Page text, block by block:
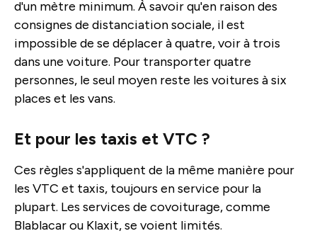
d'un mètre minimum. À savoir qu'en raison des
consignes de distanciation sociale, il est
impossible de se déplacer à quatre, voir à trois
dans une voiture. Pour transporter quatre
personnes, le seul moyen reste les voitures à six
places et les vans.
Et pour les taxis et VTC ?
Ces règles s'appliquent de la même manière pour
les VTC et taxis, toujours en service pour la
plupart. Les services de covoiturage, comme
Blablacar ou Klaxit, se voient limités.